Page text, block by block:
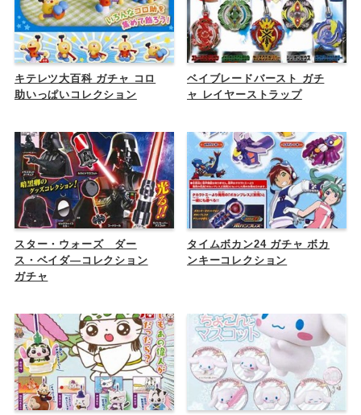
キテレツ大百科 ガチャ コロ
助いっぱいコレクション
ベイブレードバースト ガチ
ャ レイヤーストラップ
スター・ウォーズ ダー
ス・ベイダ―コレクション
ガチャ
タイムボカン24 ガチャ ボカ
ンキーコレクション